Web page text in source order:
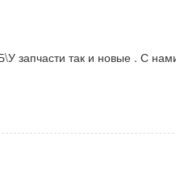
запчасти так и новые . С